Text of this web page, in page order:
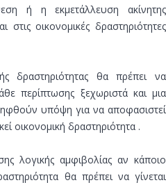
ή η εκμετάλλευση ακίνητης
στις οικονομικές δραστηριότητες
δραστηριότητας θα πρέπει να
περίπτωσης ξεχωριστά και μια
υπόψη για να αποφασιστεί
οικονομική δραστηριότητα .
λογικής αμφιβολίας αν κάποιο
θα πρέπει να γίνεται